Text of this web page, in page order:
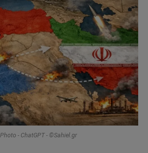
Photo - ChatGPT - ©Sahiel.gr